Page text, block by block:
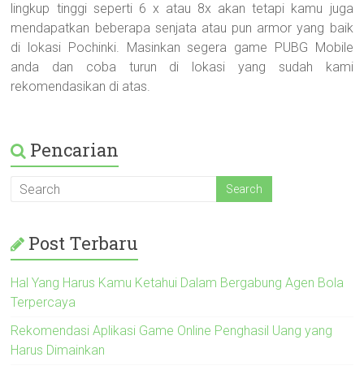
lingkup tinggi seperti 6 x atau 8x akan tetapi kamu juga
mendapatkan beberapa senjata atau pun armor yang baik
di lokasi Pochinki. Masinkan segera game PUBG Mobile
anda dan coba turun di lokasi yang sudah kami
rekomendasikan di atas.
Pencarian
Post Terbaru
Hal Yang Harus Kamu Ketahui Dalam Bergabung Agen Bola
Terpercaya
Rekomendasi Aplikasi Game Online Penghasil Uang yang
Harus Dimainkan